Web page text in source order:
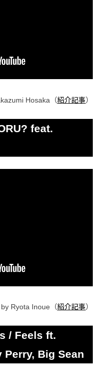
Hosaka（紹介記事）
feat.
Ryota Inoue（紹介記事）
/ Feels ft.
Big Sean